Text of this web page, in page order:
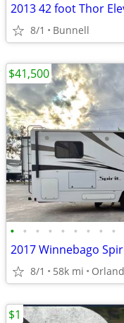
2013 42 foot Thor
8/1 Bunnell
• • • • • • • • •
2017 Winnebago
8/1 58k mi
$41,500
$1